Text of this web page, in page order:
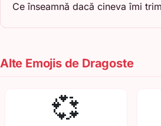
Ce înseamnă dacă cineva îmi
Alte Emojis de Dragoste
💞